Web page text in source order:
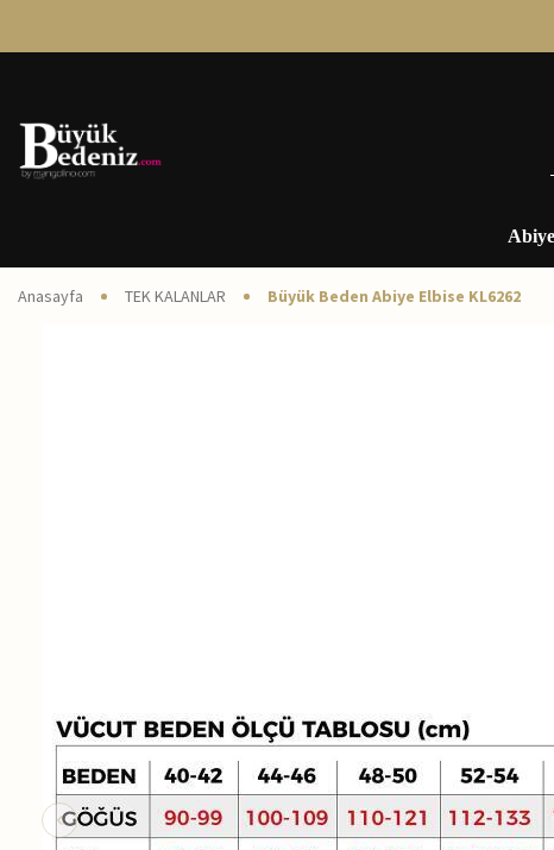
Anasayfa TEK KALANLAR Büyük Beden Abiye Elbise KL6262